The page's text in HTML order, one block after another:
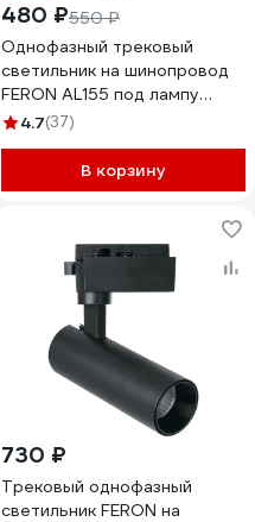
480 ₽550 ₽
Однофазный трековый
светильник на шинопровод
FERON AL155 под лампу
GU10, белый 32473
4.7(37)
В корзину
730 ₽
Трековый однофазный
светильник FERON на